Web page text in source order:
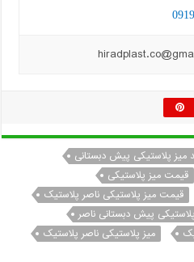
میز پلاستیکی پیش دبستانی
قیمت میز پلاستیکی
قیمت میز پلاستیکی ناصر پلاستیک
پیش دبستانی ناصر
میز پلاستیکی ناصر پلاستیک